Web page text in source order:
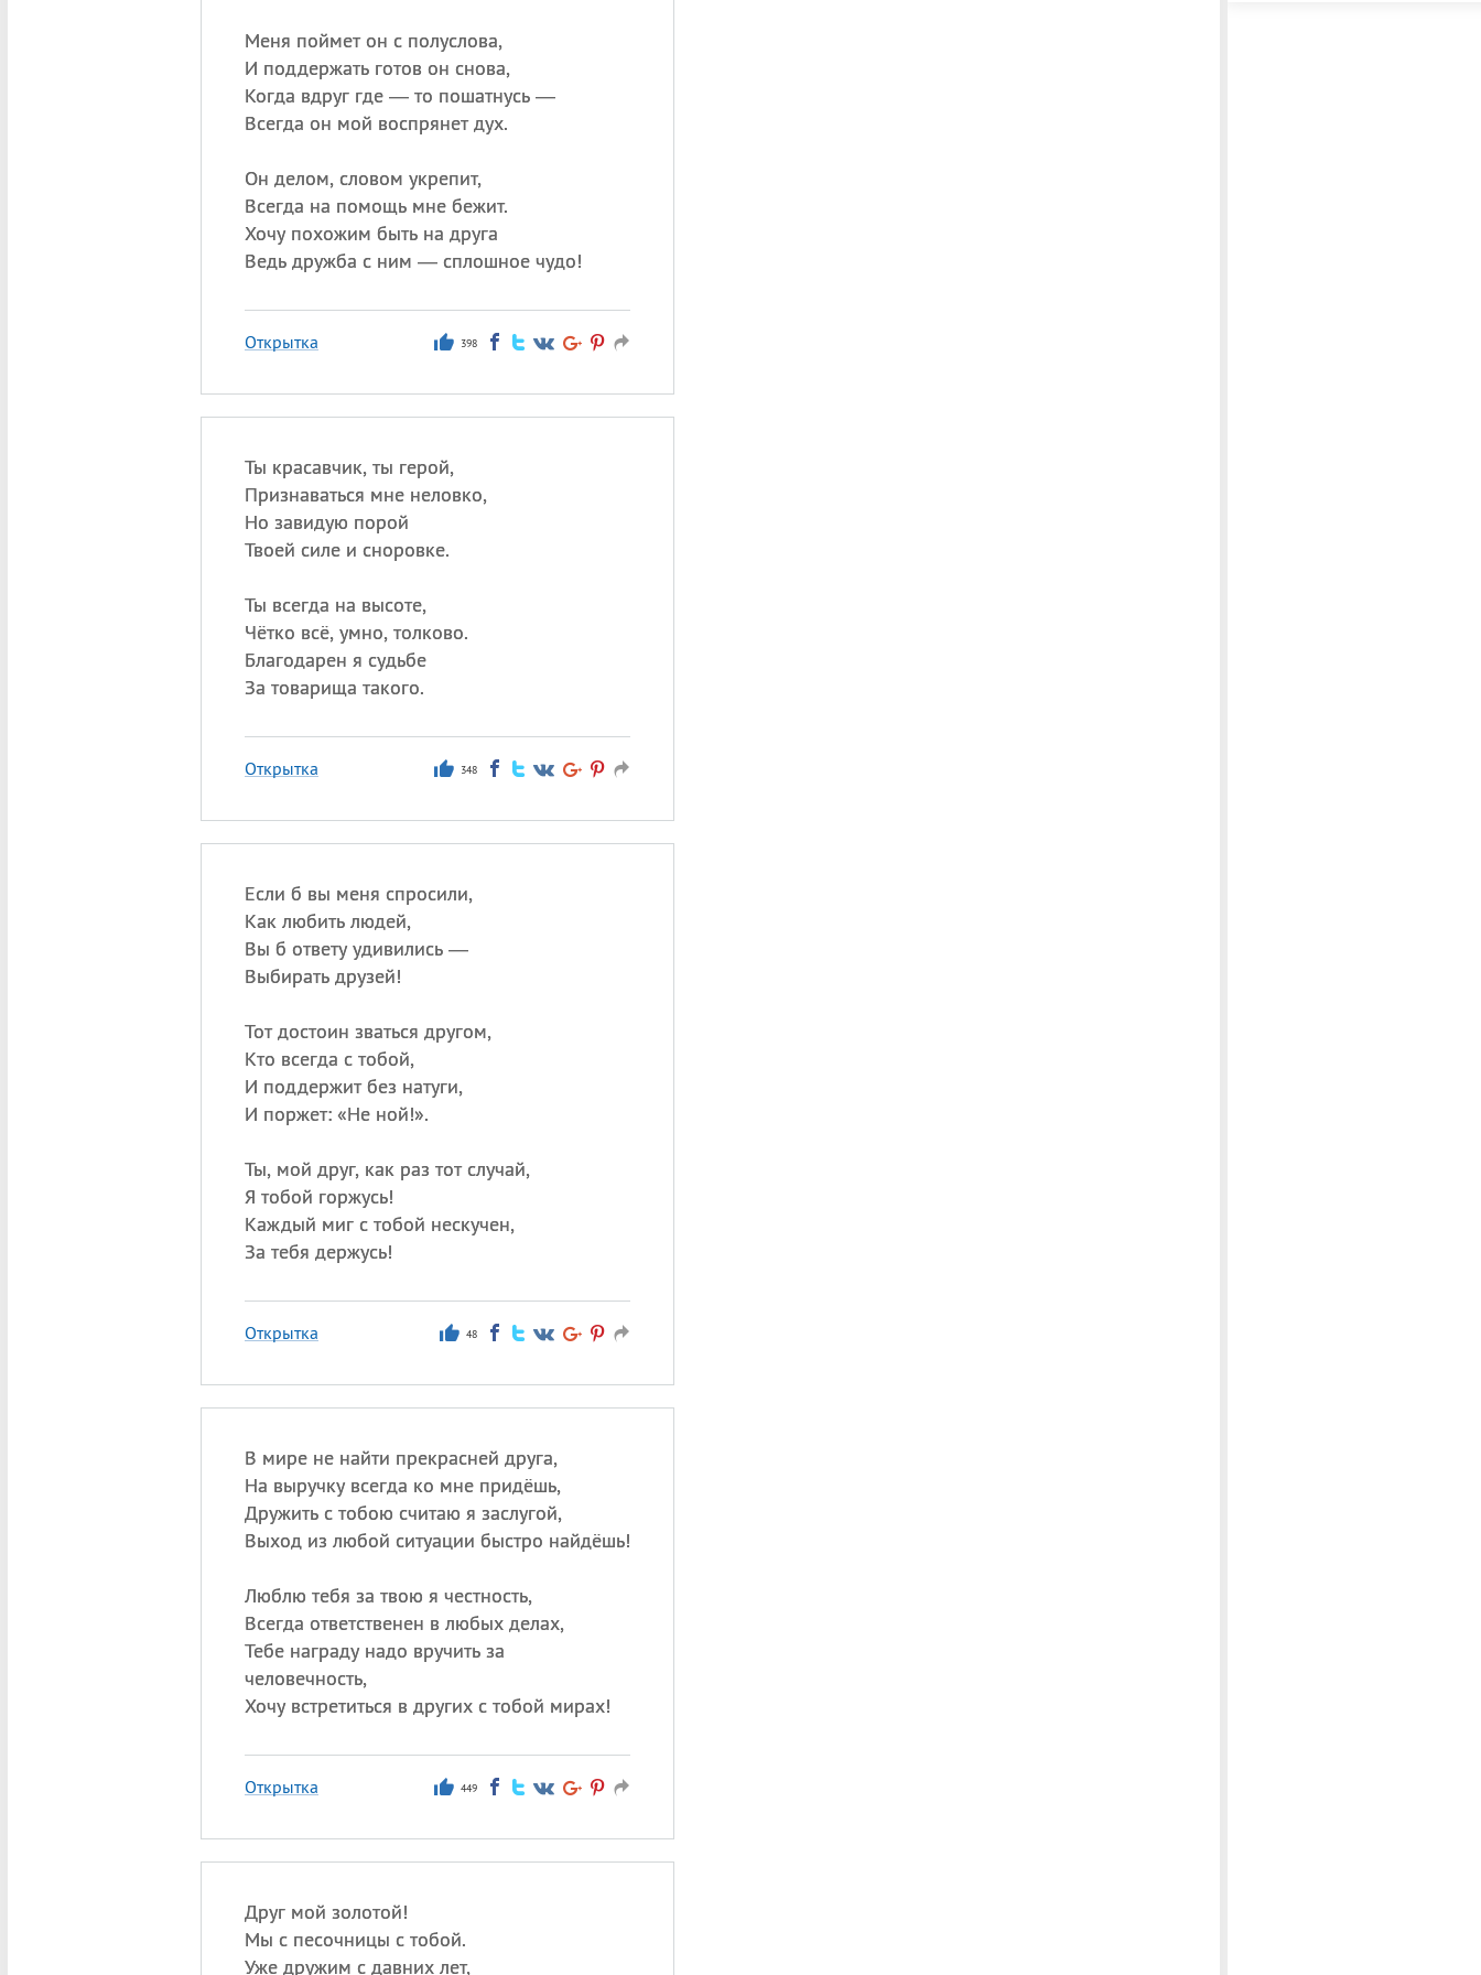
Меня поймет он с полуслова,
И поддержать готов он снова,
Когда вдруг где — то пошатнусь —
Всегда он мой воспрянет дух.
Он делом, словом укрепит,
Всегда на помощь мне бежит.
Хочу похожим быть на друга
Ведь дружба с ним — сплошное чудо!
Открытка 398
Ты красавчик, ты герой,
Признаваться мне неловко,
Но завидую порой
Твоей силе и сноровке.
Ты всегда на высоте,
Чётко всё, умно, толково.
Благодарен я судьбе
За товарища такого.
Открытка 348
Если б вы меня спросили,
Как любить людей,
Вы б ответу удивились —
Выбирать друзей!
Тот достоин зваться другом,
Кто всегда с тобой,
И поддержит без натуги,
И поржет: «Не ной!».
Ты, мой друг, как раз тот случай,
Я тобой горжусь!
Каждый миг с тобой нескучен,
За тебя держусь!
Открытка 48
В мире не найти прекрасней друга,
На выручку всегда ко мне придёшь,
Дружить с тобою считаю я заслугой,
Выход из любой ситуации быстро найдёшь!
Люблю тебя за твою я честность,
Всегда ответственен в любых делах,
Тебе награду надо вручить за
человечность,
Хочу встретиться в других с тобой мирах!
Открытка 449
Друг мой золотой!
Мы с песочницы с тобой.
Уже дружим с давних лет,